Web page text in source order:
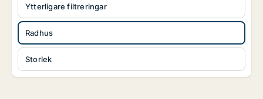
Radhus
Storlek
Ytterligare filtreringar